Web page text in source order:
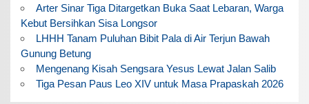
Arter Sinar Tiga Ditargetkan Buka Saat Lebaran, Warga
Kebut Bersihkan Sisa Longsor
LHHH Tanam Puluhan Bibit Pala di Air Terjun Bawah
Gunung Betung
Mengenang Kisah Sengsara Yesus Lewat Jalan Salib
Tiga Pesan Paus Leo XIV untuk Masa Prapaskah 2026